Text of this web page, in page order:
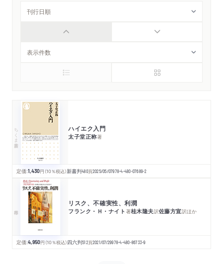
ちくま新書 ハイエク入門
太子堂正称著
定価:1,430円 （10％税込）新書判480頁2025/05/07978-4-480-07689-2
リスク、不確実性、利潤
フランク・Ｈ・ナイト 著桂木隆夫訳佐藤方宣訳ほか
定価:4,950円 （10％税込）四六判512頁2021/07/29978-4-480-86733-9